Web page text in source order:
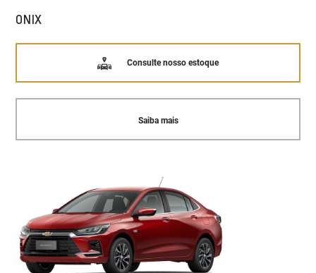
ONIX
Consulte nosso estoque
Saiba mais